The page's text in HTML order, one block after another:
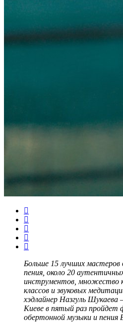
Больше 15 лучших
пения, около 20
инструментов, множество
классов и звуковых
хэдлайнер Назгуль Шукаева
Киеве в пятый раз пройдет
обертонной музыки и пения